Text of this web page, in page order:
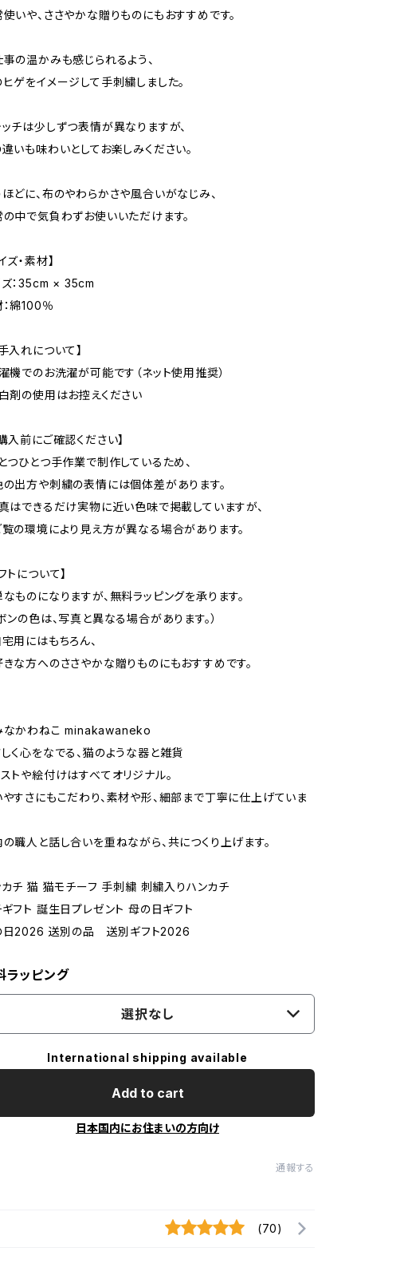
使いや、ささやかな贈りものにもおすすめです。
の温かみも感じられるよう、
ゲをイメージして手刺繍しました。
チは少しずつ表情が異なりますが、
いも味わいとしてお楽しみください。
どに、布のやわらかさや風合いがなじみ、
の中で気負わずお使いいただけます。
ズ・素材】
ズ：35cm × 35cm
綿100％
手入れについて】
機でのお洗濯が可能です（ネット使用推奨）
剤の使用はお控えください
購入前にご確認ください】
つひとつ手作業で制作しているため、
出方や刺繍の表情には個体差があります。
はできるだけ実物に近い色味で掲載していますが、
の環境により見え方が異なる場合があります。
トについて】
ものになりますが、無料ラッピングを承ります。
ボンの色は、写真と異なる場合があります。）
用にはもちろん、
な方へのささやかな贈りものにもおすすめです。
かわねこ minakawaneko
く心をなでる、猫のような器と雑貨
トや絵付けはすべてオリジナル。
すさにもこだわり、素材や形、細部まで丁寧に仕上げていま
職人と話し合いを重ねながら、共につくり上げます。
カチ 猫 猫モチーフ 手刺繍 刺繍入りハンカチ
フト 誕生日プレゼント 母の日ギフト
日2026 送別の品 送別ギフト2026
ラッピング
選択なし
International shipping available
Add to cart
日本国内にお住まいの方向け
通報する
(70)